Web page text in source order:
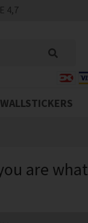
4,7
WALLSTICKERS
are